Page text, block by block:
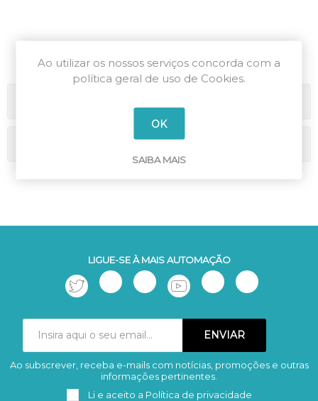
LIGUE-SE À MAIS AUTOMAÇÃO
Subscrever Remover
Ao subscrever, receba e-mails com notícias, promoções e outras
informações pertinentes.
Li e aceito a Política de privacidade
Ao utilizar os nossos serviços concorda com a
política geral de uso de Cookies.
OK
SAIBA MAIS